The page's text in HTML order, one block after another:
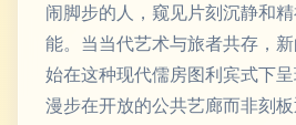
闹脚步的人，窥见片刻沉静和
能。当当代艺术与旅者共存，
始在这种现代儒房图利宾式下
漫步在开放的公共艺廊而非刻